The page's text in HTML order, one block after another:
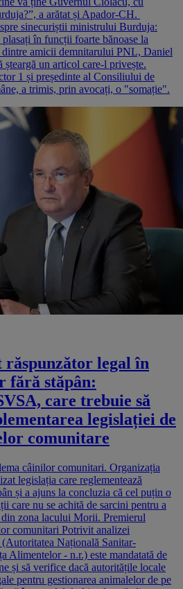
a arătat și Apador-CH.
sinecuriștii ministrului Burduja:
în funcții foarte bănoase la
amicii demnitarului PNL, Daniel
un articol care-l privește.
1 și președinte al Consiliului de
a trimis, prin avocați, o "somație".
legal în
fără stăpân:
care trebuie să
legislației de
comunitare
câinilor comunitari. Organizația
legislația care reglementează
și a ajuns la concluzia că cel puțin o
care nu se achită de sarcini pentru a
zona lacului Morii. Premierul
comunitari Potrivit analizei
Națională Sanitar-
Alimentelor - n.r.) este mandatată de
și să verifice dacă autoritățile locale
pentru gestionarea animalelor de pe